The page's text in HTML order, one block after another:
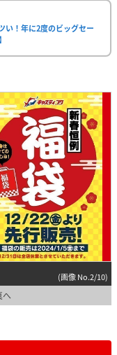
い！年に2度のビッグセー
(画像 No.2/10)
へ